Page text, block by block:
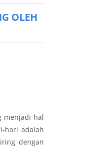
BidanOLEH
menjadi hal
hari adalah
dengan